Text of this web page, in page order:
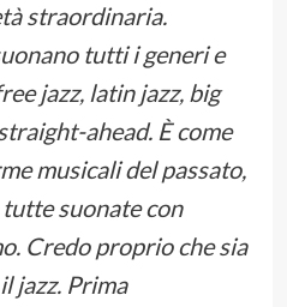
straordinaria.
tutti i generi e
jazz, latin jazz, big
ahead. È come
musicali del passato,
suonate con
Credo proprio che sia
jazz. Prima